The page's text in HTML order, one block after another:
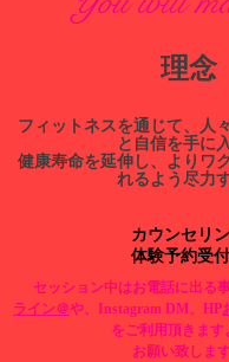
​理念
フィットネスを通じて、人
と自信を手に
健康寿命を延伸し、よりワ
れるよう尽力す
カウンセリ
体験予約受
セッション中はお電話に出る
​ライン＠や、Instagram DM、HP
をご利用頂きます
お願い致します